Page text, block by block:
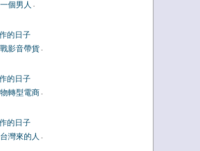
個男人
-
的日子
影音帶貨 -
的日子
轉型電商 -
的日子
灣來的人
-